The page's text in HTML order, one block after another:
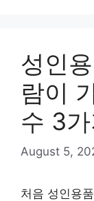
성인
람이
수 3가
August 5,
처음 성인용